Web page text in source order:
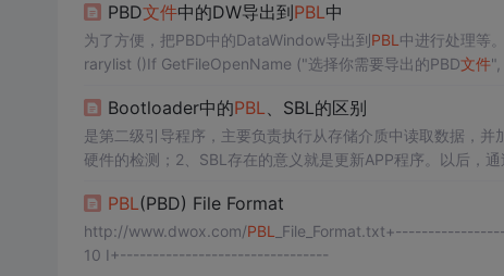
个简单的用户自定义高亮规则的GUI界面可能包括以下元素：
PBD文件中的DW导出到PBL中
为了方便，把PBD中的DataWindow导出到PBL 中进行处理等
rarylist ()If GetFileOpenName ("选择你需要导出的PBD文件",
Bootloader中的PBL、SBL的区别
是第二级引导程序，主要负责执行从存储介质中读取数据，
硬件的检测；2、SBL存在的意义就是更新APP程序。以后，
PBL(PBD) File Format
http://www.dwox.com/PBL
10 I+--------------------------------